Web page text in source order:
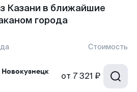
Казани в ближайшие
города
Стоимость
Новокузнецк от 7 321 ₽